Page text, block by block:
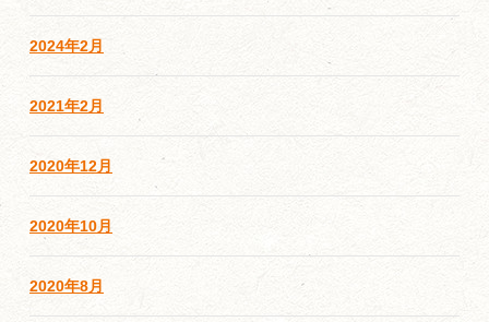
2024年2月
2021年2月
2020年12月
2020年10月
2020年8月